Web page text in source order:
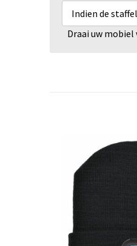
Indien de
Draai uw